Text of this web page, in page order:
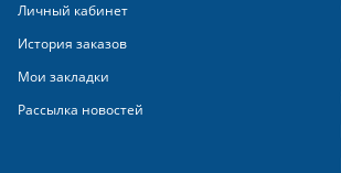
Личный кабинет
История заказов
Мои закладки
Рассылка новостей